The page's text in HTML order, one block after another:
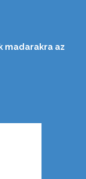
madarakra az